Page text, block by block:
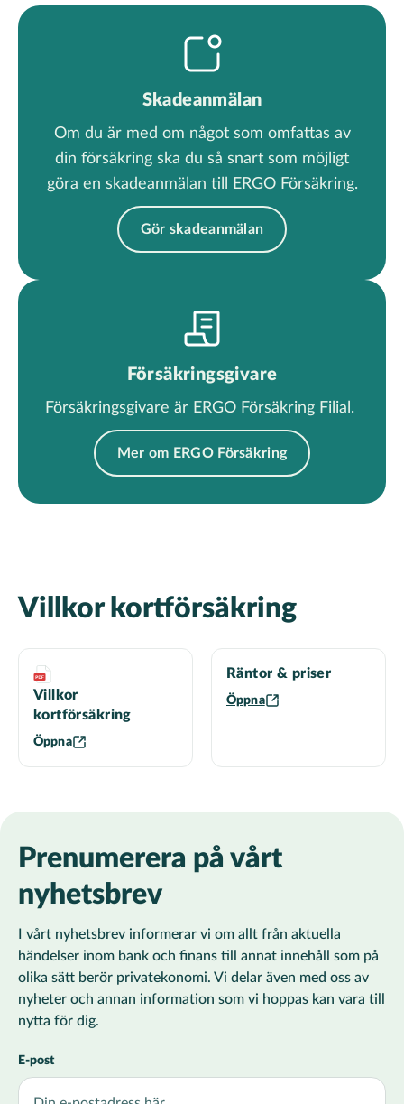
Skadeanmälan
Om du är med om något som omfattas av
din försäkring ska du så snart som möjligt
göra en skadeanmälan till
ERGO Försäkring.
Gör skadeanmälan
Försäkringsgivare
Försäkringsgivare är ERGO Försäkring Filial.
Mer om ERGO Försäkring
Villkor kortförsäkring
Villkor
kortförsäkring
Öppna
Räntor & priser
Öppna
Prenumerera på vårt
nyhetsbrev
I vårt nyhetsbrev informerar vi om allt från aktuella
händelser inom bank och finans till annat innehåll som på
olika sätt berör privatekonomi. Vi delar även med oss av
nyheter och annan information som vi hoppas kan vara till
nytta för dig.
E-post